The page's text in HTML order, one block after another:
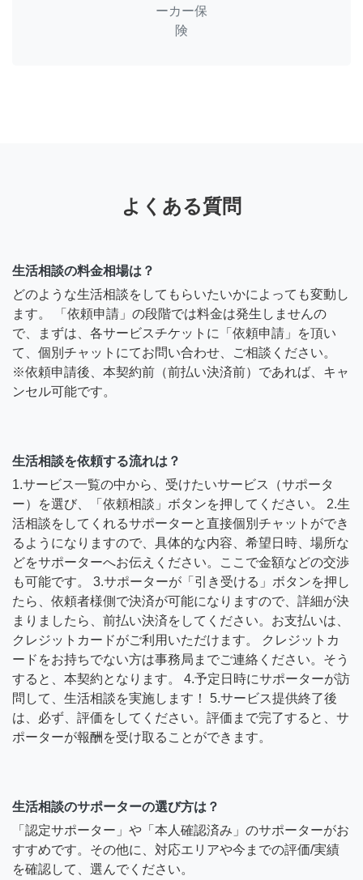
ーカー保
険
よくある質問
生活相談の料金相場は？
どのような生活相談をしてもらいたいかによっても変動し
ます。 「依頼申請」の段階では料金は発生しませんの
で、まずは、各サービスチケットに「依頼申請」を頂い
て、個別チャットにてお問い合わせ、ご相談ください。
※依頼申請後、本契約前（前払い決済前）であれば、キャ
ンセル可能です。
生活相談を依頼する流れは？
1.サービス一覧の中から、受けたいサービス（サポータ
ー）を選び、「依頼相談」ボタンを押してください。 2.生
活相談をしてくれるサポーターと直接個別チャットができ
るようになりますので、具体的な内容、希望日時、場所な
どをサポーターへお伝えください。ここで金額などの交渉
も可能です。 3.サポーターが「引き受ける」ボタンを押し
たら、依頼者様側で決済が可能になりますので、詳細が決
まりましたら、前払い決済をしてください。お支払いは、
クレジットカードがご利用いただけます。 クレジットカ
ードをお持ちでない方は事務局までご連絡ください。そう
すると、本契約となります。 4.予定日時にサポーターが訪
問して、生活相談を実施します！ 5.サービス提供終了後
は、必ず、評価をしてください。評価まで完了すると、サ
ポーターが報酬を受け取ることができます。
生活相談のサポーターの選び方は？
「認定サポーター」や「本人確認済み」のサポーターがお
すすめです。その他に、対応エリアや今までの評価/実績
を確認して、選んでください。